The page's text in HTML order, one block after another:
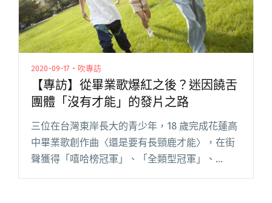
2020-09-17・吹專訪
【專訪】從畢業歌爆紅之後？迷因饒舌
團體「沒有才能」的發片之路
三位在台灣東岸長大的青少年，18 歲完成花蓮高
中畢業歌創作曲〈還是要有長頸鹿才能〉，在街
聲獲得「嘻哈榜冠軍」、「全類型冠軍」、
「2019 年度歌曲 No.3」，一整年霸佔街聲排行榜